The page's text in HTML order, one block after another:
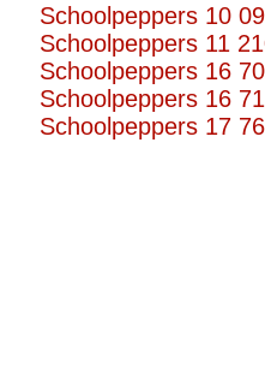
Schoolpeppers 10
Schoolpeppers 11
Schoolpeppers 16
Schoolpeppers 16
Schoolpeppers 17